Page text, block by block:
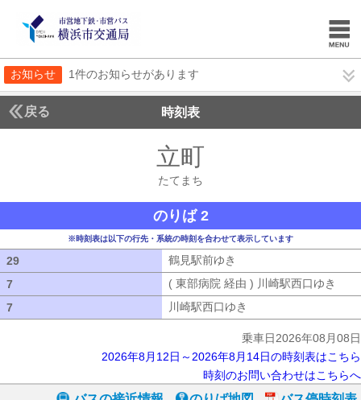
お知らせ 1件のお知らせがあります
戻る 時刻表
立町
たてまち
のりば 2
※時刻表は以下の行先・系統の時刻を合わせて表示しています
29 鶴見駅前ゆき
7
( 東部病院 経由 ) 川崎駅西口ゆき
7
川崎駅西口ゆき
乗車日2026年08月08日
2026年8月12日～2026年8月14日の時刻表はこちら
時刻のお問い合わせはこちらへ